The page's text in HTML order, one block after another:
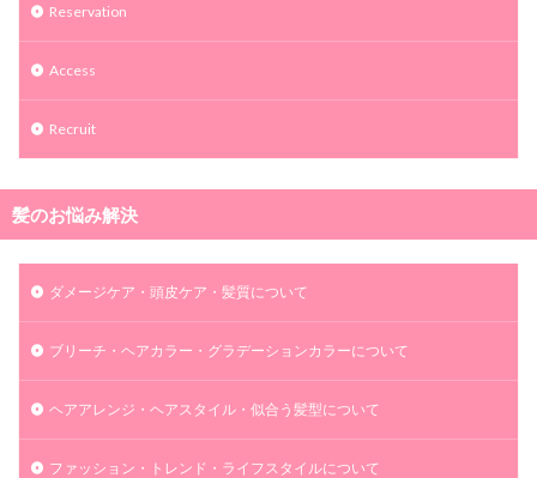
Reservation
Access
Recruit
髪のお悩み解決
ダメージケア・頭皮ケア・髪質について
ブリーチ・ヘアカラー・グラデーションカラーについて
ヘアアレンジ・ヘアスタイル・似合う髪型について
ファッション・トレンド・ライフスタイルについて